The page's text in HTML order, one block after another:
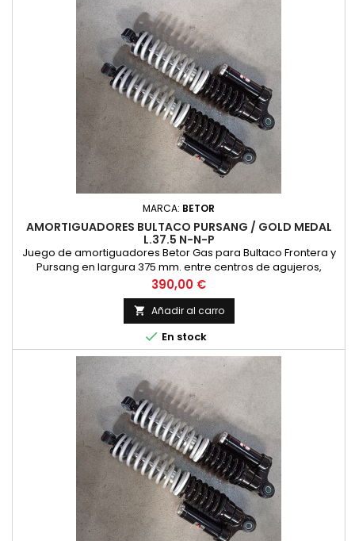
MARCA: BETOR
AMORTIGUADORES BULTACO PURSANG / GOLD MEDAL
L.37.5 N-N-P
Juego de amortiguadores Betor Gas para Bultaco Frontera y
Pursang en largura 375 mm. entre centros de agujeros,
acabado con cuerpo negro y dos muelles, uno negro y el
otro plateado, precio por pareja de amortiguadores.
Precio
390,00 €
 Añadir al carro
 En stock